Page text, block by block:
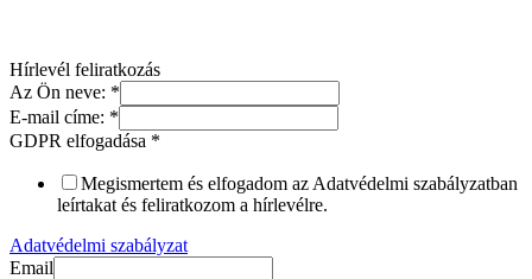
Hírlevél feliratkozás
Az Ön neve: *
E-mail címe: *
GDPR elfogadása *
Megismertem és elfogadom az Adatvédelmi szabályzatban
leírtakat és feliratkozom a hírlevélre.
Adatvédelmi szabályzat
Email